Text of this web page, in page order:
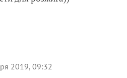
2019, 09:32